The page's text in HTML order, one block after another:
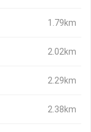
1.79km
2.02km
2.29km
2.38km